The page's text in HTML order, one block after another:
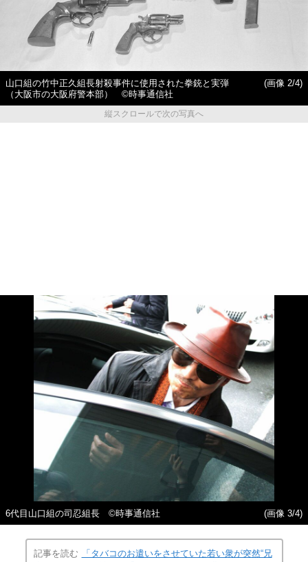
山口組の竹中正久組長射殺事件に使用された拳銃と実弾
（大阪市の大阪府警本部） ©時事通信社
(画像 2/4)
縦スクロールで次の写真へ
6代目山口組の司忍組長 ©時事通信社 (画像 3/4)
記事を読む
「タバコのお遣いをさせていた若い衆が突然“兄